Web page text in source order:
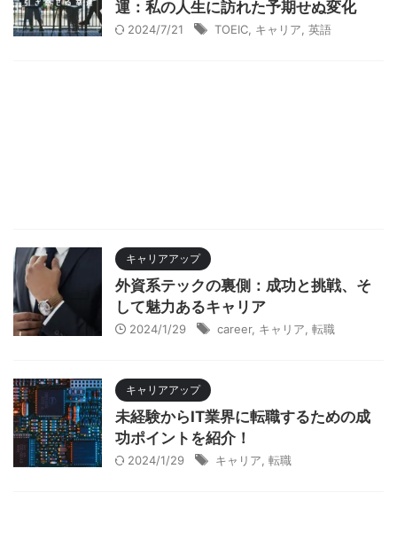
運：私の人生に訪れた予期せぬ変化
2024/7/21 TOEIC キャリア 英語
キャリアアップ
外資系テックの裏側：成功と挑戦、そ
して魅力あるキャリア
2024/1/29 career, キャリア 転職
キャリアアップ
未経験からIT業界に転職するための成
功ポイントを紹介！
2024/1/29 キャリア 転職